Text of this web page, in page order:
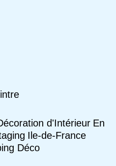
d'Intérieur En
Ile-de-France
Déco